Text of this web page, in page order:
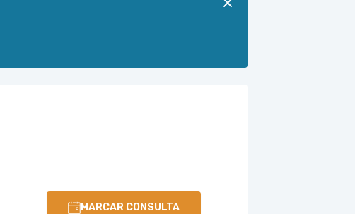
MARCAR CONSULTA